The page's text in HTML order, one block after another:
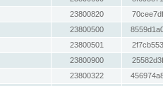
23800820
23800500
23800501
23800900
23800322